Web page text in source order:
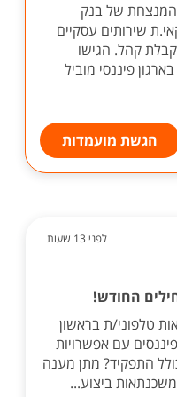
המנצחת של בנק
שירותים עסקיים
קהל. הגישו
פיננסי מוביל
הגשת מועמדות
לפני 13 שעות
החודש!
טלפוני/ת בראשון
עם אפשרויות
התפקיד? מתן מענה
ביצוע...